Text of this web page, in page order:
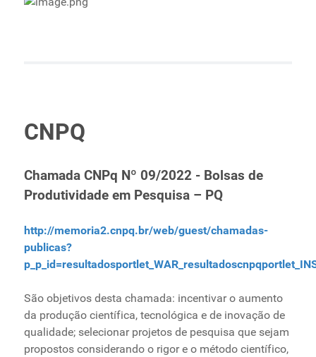
CNPQ
Chamada CNPq Nº 09/2022 - Bolsas de
Produtividade em Pesquisa – PQ
http://memoria2.cnpq.br/web/guest/chamadas-
publicas?
São objetivos desta chamada: incentivar o aumento
da produção científica, tecnológica e de inovação de
qualidade; selecionar projetos de pesquisa que sejam
propostos considerando o rigor e o método científico,